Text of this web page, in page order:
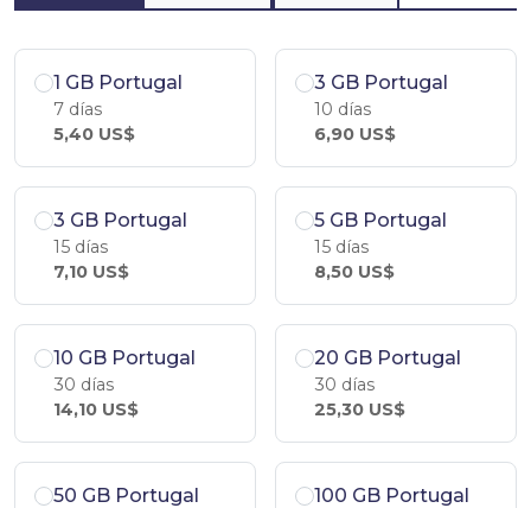
1 GB Portugal
7 días
5,40 US$
3 GB Portugal
10 días
6,90 US$
3 GB Portugal
15 días
7,10 US$
5 GB Portugal
15 días
8,50 US$
10 GB Portugal
30 días
14,10 US$
20 GB Portugal
30 días
25,30 US$
50 GB Portugal 100 GB Portugal